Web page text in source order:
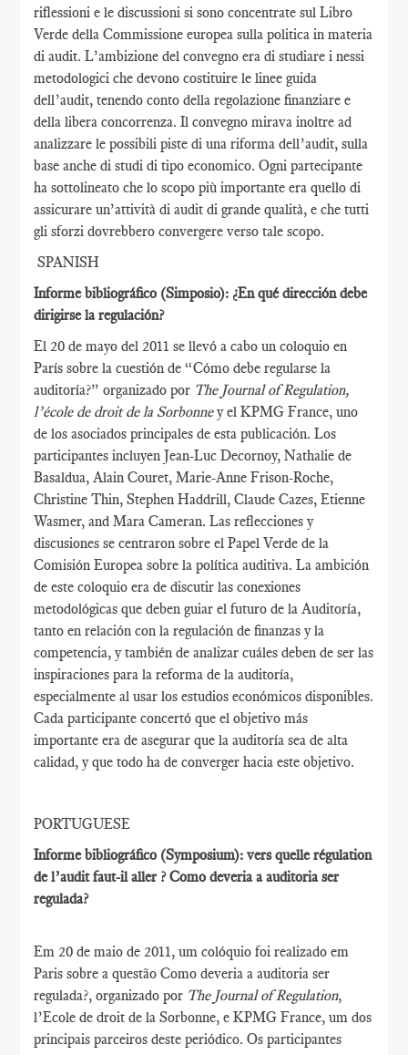
riflessioni e le discussioni si sono concentrate sul Libro
Verde della Commissione europea sulla politica in materia
di audit. L’ambizione del convegno era di studiare i nessi
metodologici che devono costituire le linee guida
dell’audit, tenendo conto della regolazione finanziare e
della libera concorrenza. Il convegno mirava inoltre ad
analizzare le possibili piste di una riforma dell’audit, sulla
base anche di studi di tipo economico. Ogni partecipante
ha sottolineato che lo scopo più importante era quello di
assicurare un’attività di audit di grande qualità, e che tutti
gli sforzi dovrebbero convergere verso tale scopo.
SPANISH
Informe bibliográfico (Simposio): ¿En qué dirección debe
dirigirse la regulación?
El 20 de mayo del 2011 se llevó a cabo un coloquio en
París sobre la cuestión de “Cómo debe regularse la
auditoría?” organizado por The Journal of Regulation,
l’école de droit de la Sorbonney el KPMG France, uno
de los asociados principales de esta publicación. Los
participantes incluyen Jean-Luc Decornoy, Nathalie de
Basaldua, Alain Couret, Marie-Anne Frison-Roche,
Christine Thin, Stephen Haddrill, Claude Cazes, Etienne
Wasmer, and Mara Cameran. Las reflecciones y
discusiones se centraron sobre el Papel Verde de la
Comisión Europea sobre la política auditiva. La ambición
de este coloquio era de discutir las conexiones
metodológicas que deben guiar el futuro de la Auditoría,
tanto en relación con la regulación de finanzas y la
competencia, y también de analizar cuáles deben de ser las
inspiraciones para la reforma de la auditoría,
especialmente al usar los estudios económicos disponibles.
Cada participante concertó que el objetivo más
importante era de asegurar que la auditoría sea de alta
calidad, y que todo ha de converger hacia este objetivo.
PORTUGUESE
Informe bibliográfico (Symposium): vers quelle régulation
de l’audit faut-il aller ? Como deveria a auditoria ser
regulada?
Em 20 de maio de 2011, um colóquio foi realizado em
Paris sobre a questão Como deveria a auditoria ser
regulada?, organizado por The Journal of Regulation,
l’Ecole de droit de la Sorbonne, e KPMG France, um dos
principais parceiros deste periódico. Os participantes